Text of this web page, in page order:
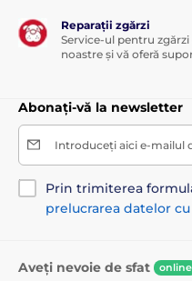
Reparații zgărzi
Service-ul pentru
noastre și vă oferă
Abonați-vă la newsletter
Introduceți aici e-mailul
Prin trimiterea
prelucrarea datelor
Aveți nevoie de sfat online